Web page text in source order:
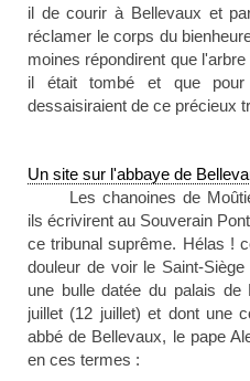
il de courir à Bellevaux et
réclamer le corps du
moines répondirent que
il était tombé et que
dessaisiraient de ce précieux
Un site sur l'abbaye de
Les chanoines de
ils écrivirent au Souverain
ce tribunal suprême. Hélas !
douleur de voir le Saint-
une bulle datée du palais
juillet (12 juillet) et dont une
abbé de Bellevaux, le pape
en ces termes :